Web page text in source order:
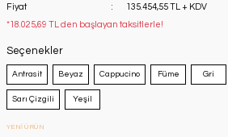
Fiyat
135.454,55 TL + KDV
*18.025,69 TL den başlayan taksitlerle!
Seçenekler
Antrasit Beyaz Cappucino Füme Gri
Sarı Çizgili Yeşil
YENİ ÜRÜN